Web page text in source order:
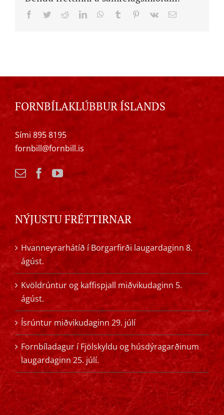
Facebook
TwitterRedditLinkedInWhatsApp
Tumblr Pinterest
Vk Email
FORNBÍLAKLÚBBUR ÍSLANDS
Sími 895 8195
fornbill@fornbill.is
NÝJUSTU FRÉTTIRNAR
Hvanneyrarhátíð í Borgarfirði laugardaginn 8.
ágúst.
Kvöldrúntur og kaffispjall miðvikudaginn 5.
ágúst.
Ísrúntur miðvikudaginn 29. júlí
Fornbíladagur í Fjölskyldu og húsdýragarðinum
laugardaginn 25. júlí.